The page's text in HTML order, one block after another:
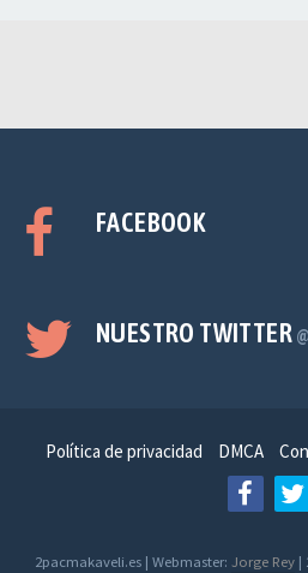
FACEBOOK
NUESTRO TWITTER
Política de privacidad DMCA
2pacmakaveli.es | Webmaster: Jorge Rey|